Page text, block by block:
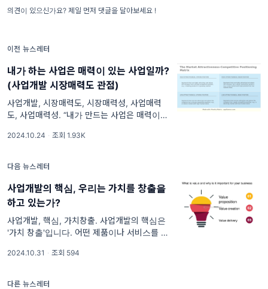
의견이 있으신가요? 제일 먼저 댓글을 달아보세요 !
이전 뉴스레터
내가 하는 사업은 매력이 있는 사업일까?
(사업개발 시장매력도 관점)
사업개발, 시장매력도, 시장매력성, 사업매력
도, 사업매력성. “내가 만드는 사업은 매력이 있
사업은 어느정도의 매력도를 갖고 있다고 생각
매력적인지
2024.10.24 · 조회 1.93K
다음 뉴스레터
사업개발의 핵심, 우리는 가치를 창출을
하고 있는가?
사업개발, 핵심, 가치창출. 사업개발의 핵심은
'가치 창출'입니다. 어떤 제품이나 서비스를 제
달할 수 있어야 하죠. 고객이 실제로 원하는 것
2024.10.31 · 조회 594
다른 뉴스레터